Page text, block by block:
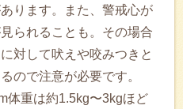
ります。また、警戒心が
られることも。その場合
対して吠えや咬みつきと
ので注意が必要です。
体重は約1.5kg〜3kgほど